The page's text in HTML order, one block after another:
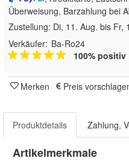
Überweisung, Barzahlung bei
Zustellung: Di, 11. Aug. bis Fr,
Verkäufer: Ba-Ro24
100% positiv
Merken Preis
Produktdetails Zahlung,
Artikelmerkmale